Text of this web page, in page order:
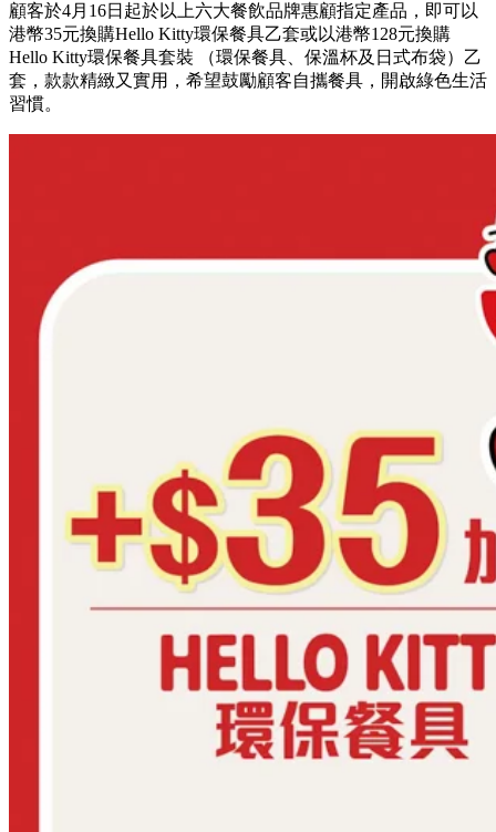
顧客於4月 16日起於以上六大餐飲品牌惠顧指定產品，即可以
港幣35元換購Hello Kitty環保餐具乙套或以港幣128元換購
Hello Kitty環保餐具套裝
（環保餐具、保溫杯及日式布袋）乙
套，款款精緻又實用，希望鼓勵顧客自攜餐具，開啟綠色生活
習慣。